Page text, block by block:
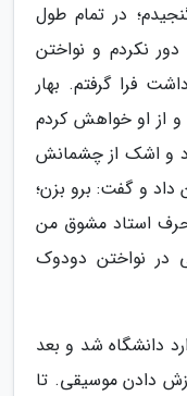
در تمام طول
نکردم و نواختن
فرا گرفتم. بهار
و از او خواهش کردم
و اشک از چشمانش
و گفت: برو بزن؛
حرف استاد مشوق من
نواختن دودوک
که وارد دانشگاه شد و بعد
دادن موسیقی. تا